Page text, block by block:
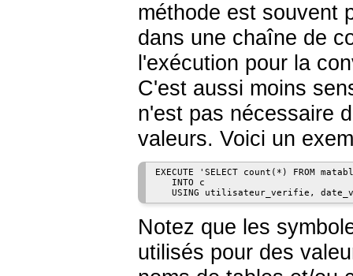
méthode est souvent
dans une chaîne de
l'exécution pour la
C'est aussi moins
n'est pas nécessaire
valeurs. Voici un
EXECUTE 'SELECT count(*) FROM
   INTO c
Notez que les
utilisés pour des